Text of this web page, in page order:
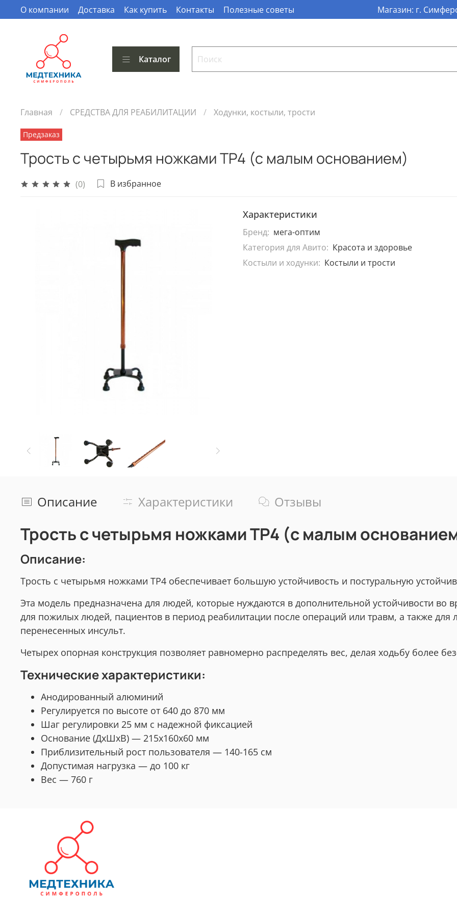
О компании Доставка Как купить Контакты Полезные советы Магазин: г.
Каталог
Главная СРЕДСТВА ДЛЯ РЕАБИЛИТАЦИИ Ходунки, костыли, трости
Предзаказ
Трость с четырьмя ножками ТР4 (с малым основанием)
(0) В избранное
Характеристики
Бренд: мега-оптим
Категория для Авито: Красота и здоровье
Костыли и ходунки: Костыли и трости
Описание Характеристики Отзывы
Трость с четырьмя ножками ТР4 (с малым
Описание:
Трость с четырьмя ножками ТР4 обеспечивает большую устойчивость и постуральную
Эта модель предназначена для людей, которые нуждаются в дополнительной устойчивости во
для пожилых людей, пациентов в период реабилитации после операций или травм, а также
перенесенных инсульт.
Четырех опорная конструкция позволяет равномерно распределять вес, делая ходьбу более
Технические характеристики:
Анодированный алюминий
Регулируется по высоте от 640 до 870 мм
Шаг регулировки 25 мм с надежной фиксацией
Основание (ДхШхВ) — 215х160х60 мм
Приблизительный рост пользователя — 140-165 см
Допустимая нагрузка — до 100 кг
Вес — 760 г